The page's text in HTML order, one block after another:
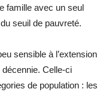
famille avec un seul
seuil de pauvreté.
sensible à l’extension
Celle-ci
de population : les